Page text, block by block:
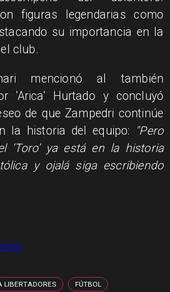
figuras legendarias como
su importancia en la
club.
mencionó al también
'Arica' Hurtado y concluyó
de que Zampedri continúe
la historia del equipo:
"Pero
‘Toro’ ya está en la historia
y ojalá siga escribiendo
LIBERTADORES FÚTBOL